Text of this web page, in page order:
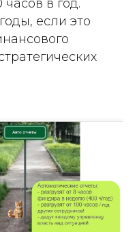
в год.
если это